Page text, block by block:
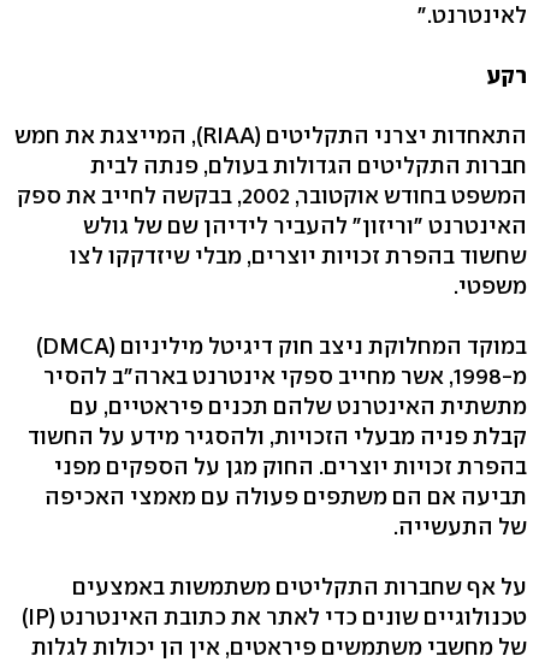
לאינטרנט."
רקע
התאחדות יצרני התקליטים (RIAA), המייצגת את חמש
חברות התקליטים הגדולות בעולם, פנתה לבית
המשפט בחודש אוקטובר, 2002, בבקשה לחייב את ספק
האינטרנט "וריזון" להעביר לידיהן שם של גולש
שחשוד בהפרת זכויות יוצרים, מבלי שיזדקקו לצו
משפטי.
במוקד המחלוקת ניצב חוק דיגיטל מיליניום (DMCA)
מ-1998, אשר מחייב ספקי אינטרנט בארה"ב להסיר
מתשתית האינטרנט שלהם תכנים פיראטיים, עם
קבלת פניה מבעלי הזכויות, ולהסגיר מידע על החשוד
בהפרת זכויות יוצרים. החוק מגן על הספקים מפני
תביעה אם הם משתפים פעולה עם מאמצי האכיפה
של התעשייה.
על אף שחברות התקליטים משתמשות באמצעים
טכנולוגיים שונים כדי לאתר את כתובת האינטרנט (IP)
של מחשבי משתמשים פיראטים, אין הן יכולות לגלות